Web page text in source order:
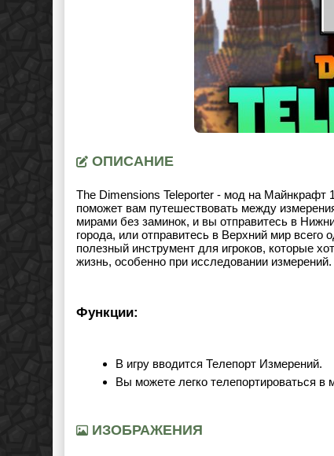
ОПИСАНИЕ
The Dimensions Teleporter - мод на Майнкрафт
поможет вам путешествовать между
мирами без заминок, и вы отправитесь в
города, или отправитесь в Верхний мир
полезный инструмент для игроков, которые
жизнь, особенно при исследовании измерений.
Функции:
В игру вводится Телепорт Измерений.
Вы можете легко телепортироваться в
ИЗОБРАЖЕНИЯ